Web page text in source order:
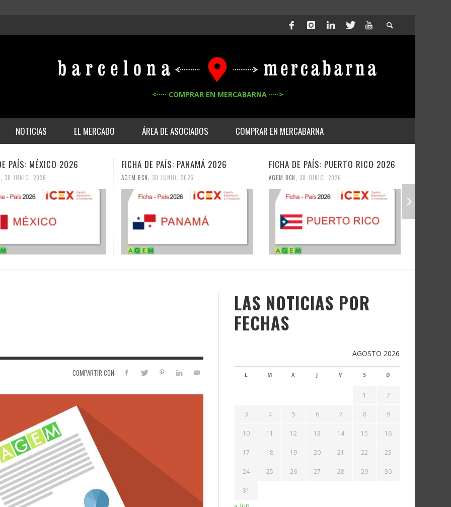
<····· COMPRAR EN MERCABARNA ·····>
NOTICIAS EL MERCADO ÁREA DE ASOCIADOS COMPRAR EN MERCABARNA
PAÍS: MÉXICO 2026
30 JUNIO, 2026
FICHA DE PAÍS: PANAMÁ 2026
AGEM BCN 30 JUNIO, 2026
FICHA DE PAÍS: PUERTO RICO 2026
AGEM BCN 30 JUNIO, 2026
COMPARTIR CON:
LAS NOTICIAS POR
FECHAS
AGOSTO 2026
L M X J V S D
1 2
3 4 5 6 7 8 9
10 11 12 13 14 15 16
17 18 19 20 21 22 23
24 25 26 27 28 29 30
31